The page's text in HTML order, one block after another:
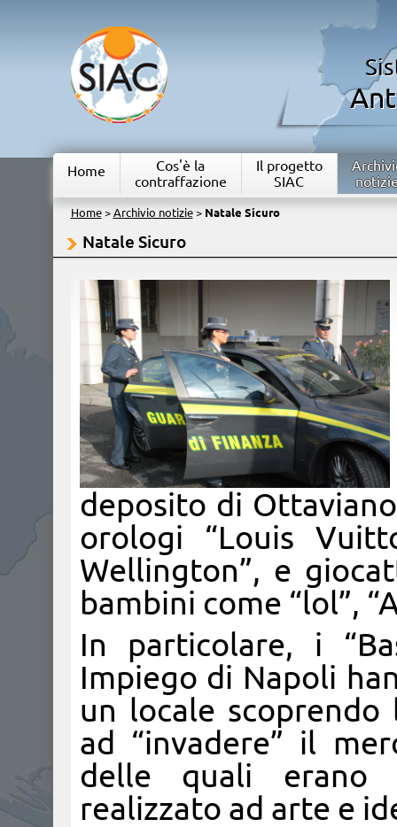
Home
Cos'è la
contraffazione
Il progetto
SIAC
Home> Archivio notizie> Natale Sicuro
Natale Sicuro
deposito di
orologi “Louis
Wellington”, e
bambini come “lol”,
In particolare, i
Impiego di Napoli
un locale
ad “invadere” il
delle quali erano
realizzato ad arte e